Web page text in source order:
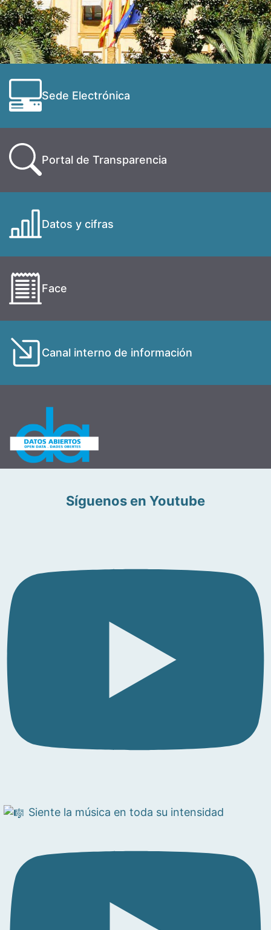
Sede Electrónica
Portal de Transparencia
Datos y cifras
Face
Canal interno de información
Síguenos en Youtube
Siente la música en toda su intensidad